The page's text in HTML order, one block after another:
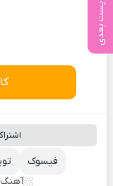
پست بعدی
فیسوک